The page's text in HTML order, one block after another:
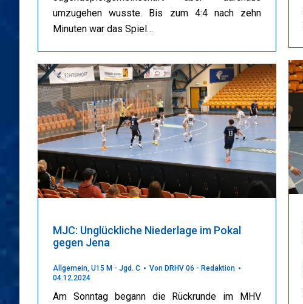
umzugehen wusste. Bis zum 4:4 nach zehn
Minuten war das Spiel…
MJC: Unglückliche Niederlage im Pokal
gegen Jena
Allgemein, U15 M - Jgd. C Von DRHV 06 - Redaktion
04.12.2024
Am Sonntag begann die Rückrunde im MHV